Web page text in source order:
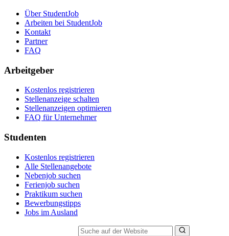
Über StudentJob
Arbeiten bei StudentJob
Kontakt
Partner
FAQ
Arbeitgeber
Kostenlos registrieren
Stellenanzeige schalten
Stellenanzeigen optimieren
FAQ für Unternehmer
Studenten
Kostenlos registrieren
Alle Stellenangebote
Nebenjob suchen
Ferienjob suchen
Praktikum suchen
Bewerbungstipps
Jobs im Ausland